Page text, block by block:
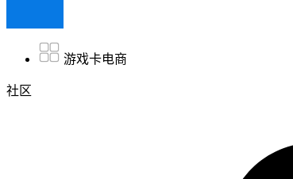
游戏卡电商
社区